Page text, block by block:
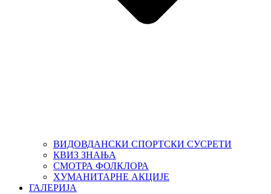
ВИДОВДАНСКИ СПОРТСКИ СУСРЕТИ
КВИЗ ЗНАЊА
СМОТРА ФОЛКЛОРА
ХУМАНИТАРНЕ АКЦИЈЕ
ГАЛЕРИЈА